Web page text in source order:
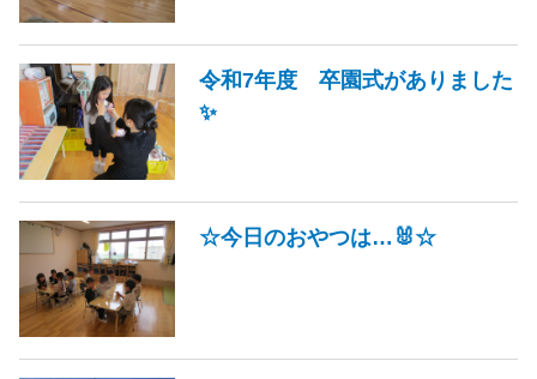
令和7年度 卒園式がありました
✨
☆今日のおやつは…🐰☆